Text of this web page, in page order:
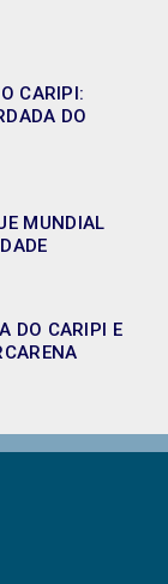
CARIPI:
DO
MUNDIAL
DO CARIPI E